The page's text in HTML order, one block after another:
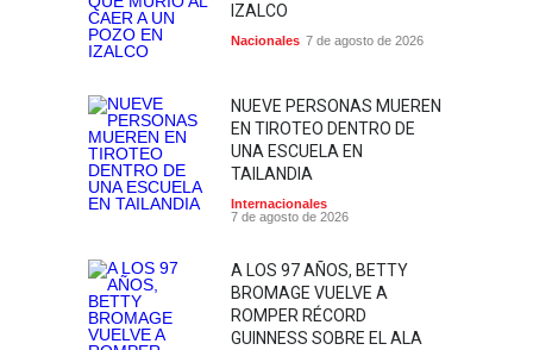
IZALCO
Nacionales 7 de agosto de 2026
NUEVE PERSONAS MUEREN
EN TIROTEO DENTRO DE
UNA ESCUELA EN
TAILANDIA
Internacionales
7 de agosto de 2026
A LOS 97 AÑOS, BETTY
BROMAGE VUELVE A
ROMPER RÉCORD
GUINNESS SOBRE EL ALA